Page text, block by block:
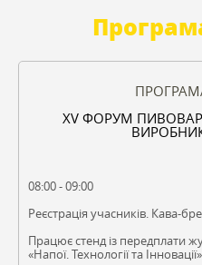
XV ФОРУМ
08:00 - 09:00
Реєстрація учасників. Кава-
Працює стенд із передплати
«Напої. Технології та